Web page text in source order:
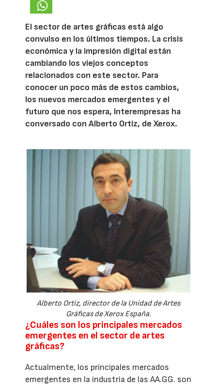
El sector de artes gráficas está algo
convulso en los últimos tiempos. La crisis
económica y la impresión digital están
cambiando los viejos conceptos
relacionados con este sector. Para
conocer un poco más de estos cambios,
los nuevos mercados emergentes y el
futuro que nos espera, Interempresas ha
conversado con Alberto Ortiz, de Xerox.
Alberto Ortiz, director de la Unidad de Artes
Gráficas de Xerox España.
¿Cuáles son los principales mercados
emergentes en el sector de artes
gráficas?
Actualmente, los principales mercados
emergentes en la industria de las AA.GG. son